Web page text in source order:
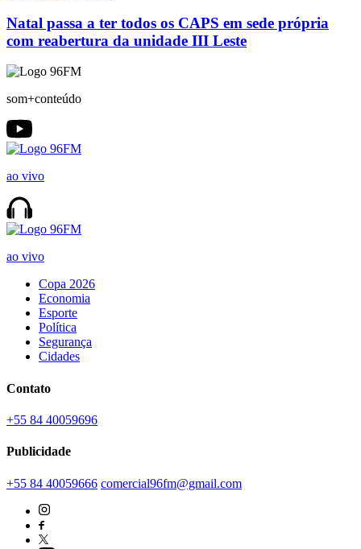
Natal passa a ter todos os CAPS em sede própria
com reabertura da unidade III Leste
som+conteúdo
ao vivo
ao vivo
Copa 2026
Economia
Esporte
Política
Segurança
Cidades
Contato
+55 84 40059696
Publicidade
+55 84 40059666 comercial96fm@gmail.com